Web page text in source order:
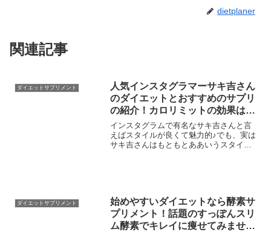
dietplaner
関連記事
ダイエットサプリメント
人気インスタグラマーサキ吉さん
のダイエットとおすすめのサプリ
の紹介！カロリミットの効果は？
無期限保証付きで安心♪
インスタグラムで有名なサキ吉さんと言
えばスタイルが良くて魅力的♪でも、実は
サキ吉さんはもともとああいうスタイル
ダイエットサプリメント
始めやすいダイエットなら酵素サ
プリメント！話題のすっぽんスリ
ム酵素でキレイに痩せてみません